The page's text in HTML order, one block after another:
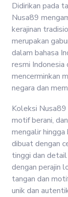
Didirikan pada
Nusa89
kerajinan
merupakan
dalam bahasa
resmi Indonesia
mencerminkan
negara dan
Koleksi
motif berani,
mengalir
dibuat dengan
tinggi dan
dengan perajin
tangan dan
unik dan